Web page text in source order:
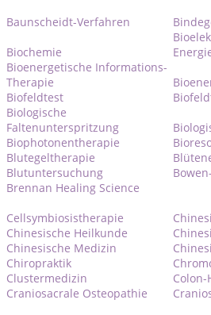
Baunscheidt-Verfahren
Biochemie
Bioenergetische Informations-
Therapie
Biofeldtest
Biologische
Faltenunterspritzung
Biophotonentherapie
Blutegeltherapie
Blutuntersuchung
Brennan Healing Science
Cellsymbiosistherapie
Chinesische Heilkunde
Chinesische Medizin
Chiropraktik
Clustermedizin
Craniosacrale Osteopathie